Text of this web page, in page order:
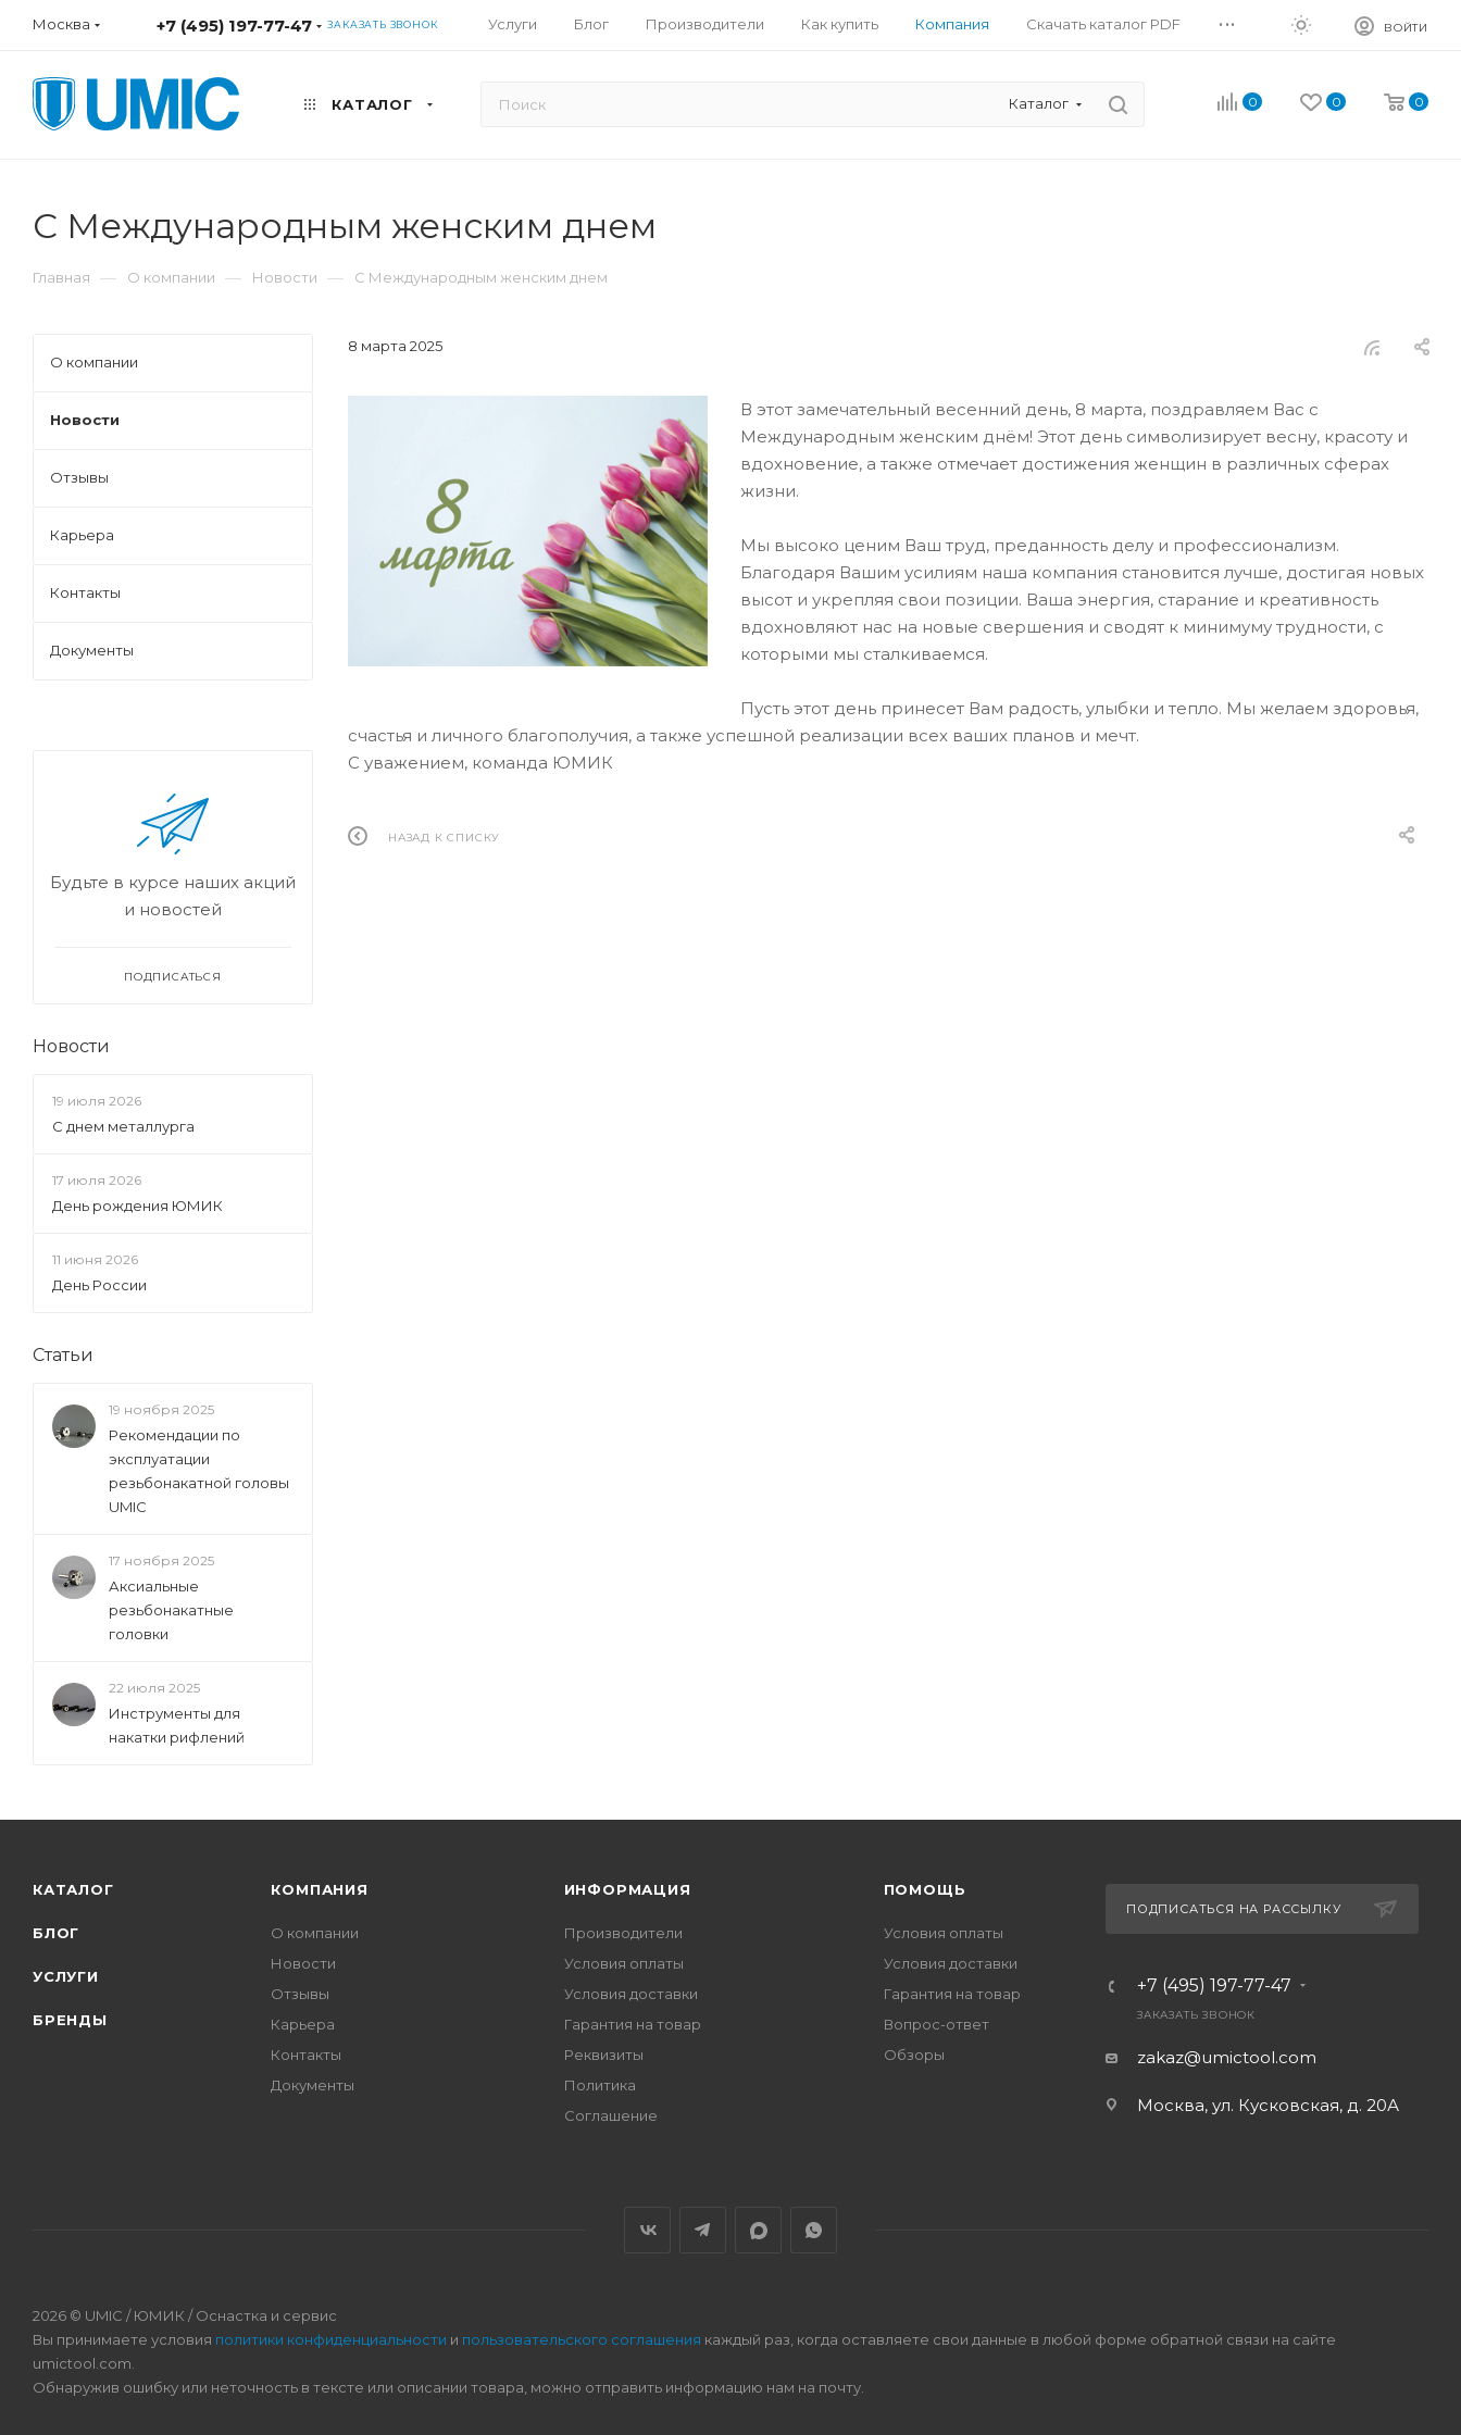
Москва +7 (495) 197-77-47 ЗАКАЗАТЬ ЗВОНОК Услуги Блог Производители Как купить Компания Скачать каталог PDF ... ВОЙТИ
КАТАЛОГ Каталог 0 0 0
С Международным женским днем
Главная — О компании — Новости — С Международным женским днем
8 марта 2025
В этот замечательный весенний день, 8 марта, поздравляем Вас с
Международным женским днём! Этот день символизирует весну, красоту и
вдохновение, а также отмечает достижения женщин в различных сферах
жизни.
Мы высоко ценим Ваш труд, преданность делу и профессионализм.
Благодаря Вашим усилиям наша компания становится лучше, достигая новых
высот и укрепляя свои позиции. Ваша энергия, старание и креативность
вдохновляют нас на новые свершения и сводят к минимуму трудности, с
которыми мы сталкиваемся.
Пусть этот день принесет Вам радость, улыбки и тепло. Мы желаем здоровья,
счастья и личного благополучия, а также успешной реализации всех ваших планов и мечт.
С уважением, команда ЮМИК
НАЗАД К СПИСКУ
О компании
Новости
Отзывы
Карьера
Контакты
Документы
Будьте в курсе наших акций
и новостей
ПОДПИСАТЬСЯ
Новости
19 июля 2026
С днем металлурга
17 июля 2026
День рождения ЮМИК
11 июня 2026
День России
Статьи
19 ноября 2025
Рекомендации по
эксплуатации
резьбонакатной головы
UMIC
17 ноября 2025
Аксиальные
резьбонакатные
головки
22 июля 2025
Инструменты для
накатки рифлений
КАТАЛОГ
БЛОГ
УСЛУГИ
БРЕНДЫ
КОМПАНИЯ
О компании
Новости
Отзывы
Карьера
Контакты
Документы
ИНФОРМАЦИЯ
Производители
Условия оплаты
Условия доставки
Гарантия на товар
Реквизиты
Политика
Соглашение
ПОМОЩЬ
Условия оплаты
Условия доставки
Гарантия на товар
Вопрос-ответ
Обзоры
ПОДПИСАТЬСЯ НА РАССЫЛКУ
+7 (495) 197-77-47
ЗАКАЗАТЬ ЗВОНОК
zakaz@umictool.com
Москва, ул. Кусковская, д. 20А
2026 © UMIC / ЮМИК / Оснастка и сервис
Вы принимаете условия политики конфиденциальности и пользовательского соглашения каждый раз, когда оставляете свои данные в любой форме обратной связи на сайте
umictool.com.
Обнаружив ошибку или неточность в тексте или описании товара, можно отправить информацию нам на почту.